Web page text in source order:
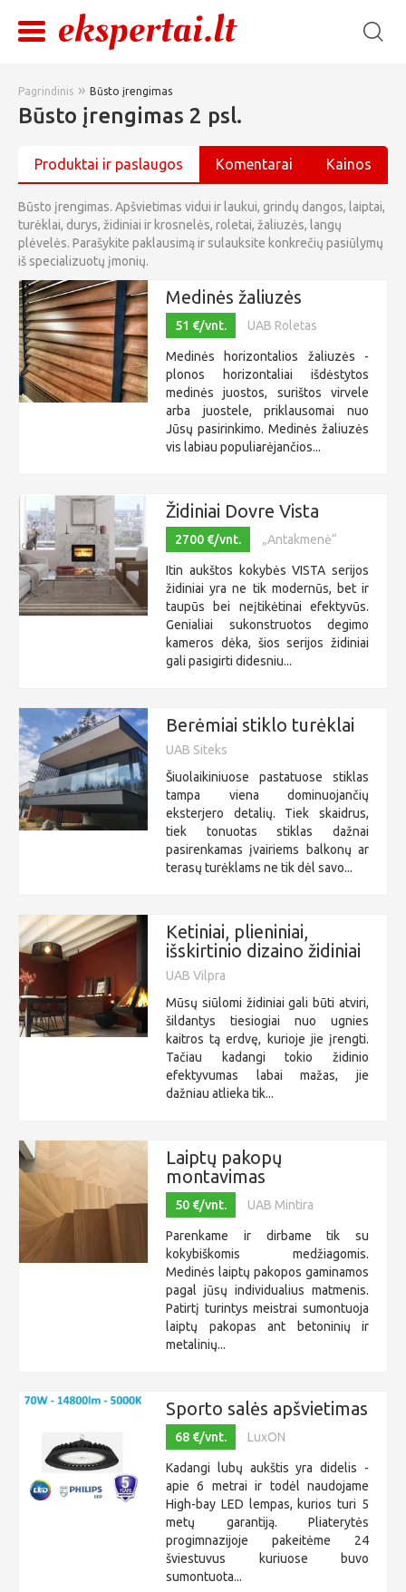
Pagrindinis » Būsto įrengimas
Būsto įrengimas 2 psl.
Produktai ir paslaugos Komentarai Kainos
Būsto įrengimas. Apšvietimas vidui ir laukui, grindų dangos, laiptai,
turėklai, durys, židiniai ir krosnelės, roletai, žaliuzės, langų
plėvelės. Parašykite paklausimą ir sulauksite konkrečių pasiūlymų
iš specializuotų įmonių.
Medinės žaliuzės
51 €/vnt. UAB Roletas
Medinės horizontalios žaliuzės -
plonos horizontaliai išdėstytos
medinės juostos, surištos virvele
arba juostele, priklausomai nuo
Jūsų pasirinkimo. Medinės žaliuzės
vis labiau populiarėjančios...
Židiniai Dovre Vista
2700 €/vnt. „Antakmenė“
Itin aukštos kokybės VISTA serijos
židiniai yra ne tik modernūs, bet ir
taupūs bei neįtikėtinai efektyvūs.
Genialiai sukonstruotos degimo
kameros dėka, šios serijos židiniai
gali pasigirti didesniu...
Berėmiai stiklo turėklai
UAB Siteks
Šiuolaikiniuose pastatuose stiklas
tampa viena dominuojančių
eksterjero detalių. Tiek skaidrus,
tiek tonuotas stiklas dažnai
pasirenkamas įvairiems balkonų ar
terasų turėklams ne tik dėl savo...
Ketiniai, plieniniai,
išskirtinio dizaino židiniai
UAB Vilpra
Mūsų siūlomi židiniai gali būti atviri,
šildantys tiesiogiai nuo ugnies
kaitros tą erdvę, kurioje jie įrengti.
Tačiau kadangi tokio židinio
efektyvumas labai mažas, jie
dažniau atlieka tik...
Laiptų pakopų
montavimas
50 €/vnt. UAB Mintira
Parenkame ir dirbame tik su
kokybiškomis medžiagomis.
Medinės laiptų pakopos gaminamos
pagal jūsų individualius matmenis.
Patirtį turintys meistrai sumontuoja
laiptų pakopas ant betoninių ir
metalinių...
Sporto salės apšvietimas
68 €/vnt. LuxON
Kadangi lubų aukštis yra didelis -
apie 6 metrai ir todėl naudojame
High-bay LED lempas, kurios turi 5
metų garantiją. Pliaterytės
progimnazijoje pakeitėme 24
šviestuvus kuriuose buvo
sumontuota...